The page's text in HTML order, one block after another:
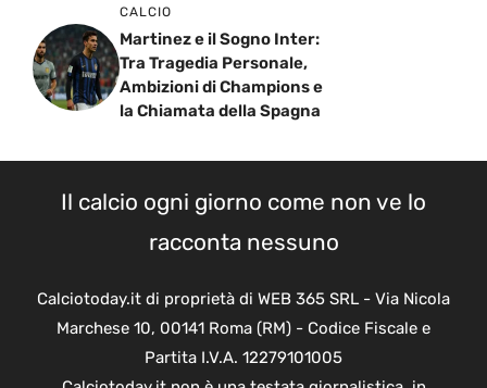
CALCIO
Martinez e il Sogno Inter:
Tra Tragedia Personale,
Ambizioni di Champions e
la Chiamata della Spagna
Il calcio ogni giorno come non ve lo
racconta nessuno
Calciotoday.it di proprietà di WEB 365 SRL - Via Nicola
Marchese 10, 00141 Roma (RM) - Codice Fiscale e
Partita I.V.A. 12279101005